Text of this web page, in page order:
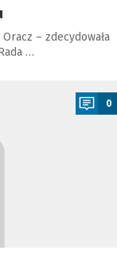
– zdecydowała
…
0